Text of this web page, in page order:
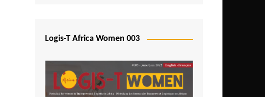
Logis-T Africa Women 003